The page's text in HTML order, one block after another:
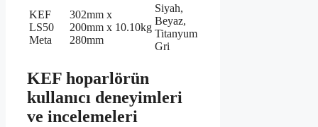
KEF
LS50
Meta
302mm x
200mm x
280mm
10.10kg
Siyah,
Beyaz,
Titanyum
Gri
KEF hoparlörün
kullanıcı deneyimleri
ve incelemeleri